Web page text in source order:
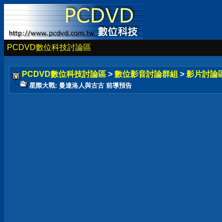
PCDVD數位科技討論區
PCDVD數位科技討論區 > 數位影音討論群組 > 影片討論
星際大戰: 曼達洛人與古古 前導預告